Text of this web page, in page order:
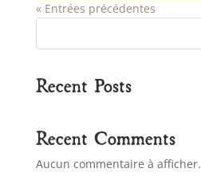
« Entrées précédentes
Recent Posts
Recent Comments
Aucun commentaire à afficher.